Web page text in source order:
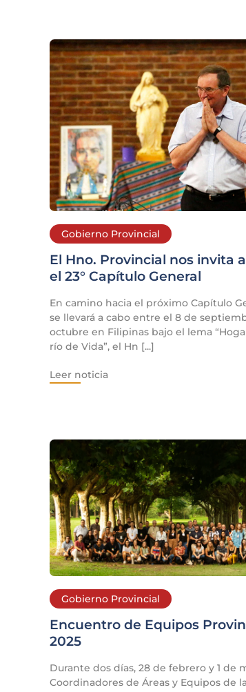
Gobierno Provincial
El Hno. Provincial nos invita
el 23° Capítulo General
En camino hacia el próximo Capítulo
se llevará a cabo entre el 8 de
octubre en Filipinas bajo el lema
río de Vida”, el Hn [...]
Leer noticia
Gobierno Provincial
Encuentro de Equipos
2025
Durante dos días, 28 de febrero y 1 de
Coordinadores de Áreas y Equipos de